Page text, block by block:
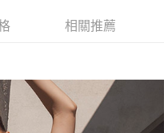
址：
或監護人之同意方可使用
起之損失，本公司不負相關責
費
相關推薦